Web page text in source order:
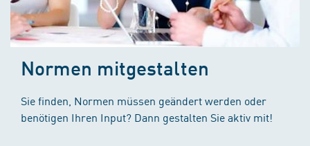
Normen mitgestalten
Sie finden, Normen müssen geändert werden oder
benötigen Ihren Input? Dann gestalten Sie aktiv mit!